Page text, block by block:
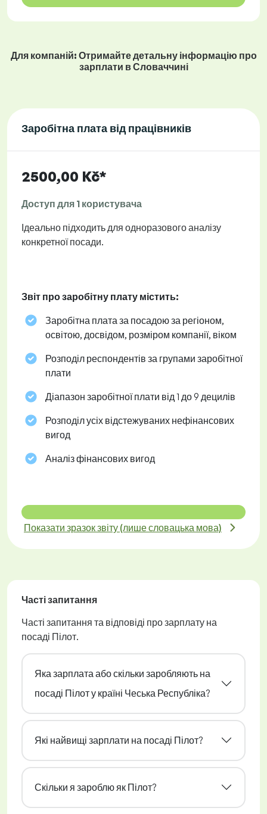
Для компаній: Отримайте детальну інформацію про
зарплати в Словаччині
Заробітна плата від працівників
2500,00 Kč*
Доступ для 1 користувача
Ідеально підходить для одноразового аналізу
конкретної посади.
Звіт про заробітну плату містить:
Заробітна плата за посадою за регіоном,
освітою, досвідом, розміром компанії, віком
Розподіл респондентів за групами заробітної
плати
Діапазон заробітної плати від 1 до 9 децилів
Розподіл усіх відстежуваних нефінансових
вигод
Аналіз фінансових вигод
Показати зразок звіту (лише словацька мова)
Часті запитання
Часті запитання та відповіді про зарплату на
посаді Пілот.
Яка зарплата або скільки заробляють на
посаді Пілот у країні Чеська Республіка?
Які найвищі зарплати на посаді Пілот?
Скільки я зароблю як Пілот?